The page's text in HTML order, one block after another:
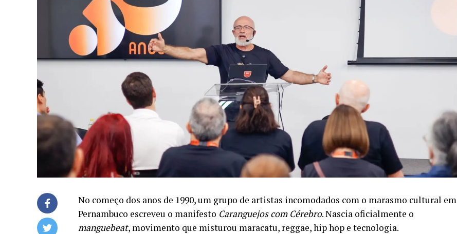
No começo dos anos de 1990, um grupo de artistas incomodados com o marasmo cultural em
Pernambuco escreveu o manifesto Caranguejos com Cérebro. Nascia oficialmente o
manguebeat, movimento que misturou maracatu, reggae, hip hop e tecnologia.